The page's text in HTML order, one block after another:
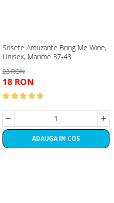
Sosete Amuzante Bring Me Wine,
Unisex, Marime 37-43
23 RON
18 RON
ADAUGA IN COS